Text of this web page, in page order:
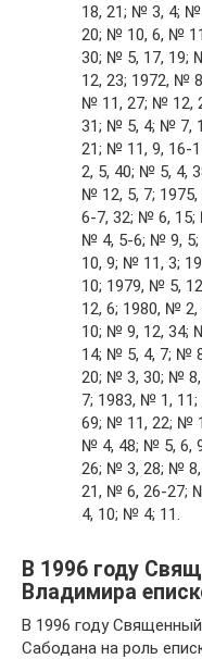
18, 21; № 3, 4;
20; № 10, 6, №
30; № 5, 17, 19;
12, 23; 1972, №
№ 11, 27; № 12,
31; № 5, 4; № 7,
21; № 11, 9, 16-
2, 5, 40; № 5, 4,
№ 12, 5, 7;
6-7, 32; № 6, 15;
№ 4, 5-6; № 9,
10, 9; № 11, 3;
10; 1979, № 5,
12, 6; 1980, №
10; № 9, 12, 34;
14; № 5, 4, 7; №
20; № 3, 30; №
7; 1983, № 1,
69; № 11, 22; №
№ 4, 48; № 5, 6,
26; № 3, 28; № 8,
21, № 6, 26-27;
4, 10; № 4; 11.
В 1996 году
Владимира
В 1996 году
Сабодана на роль